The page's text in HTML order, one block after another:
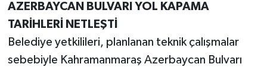
AZERBAYCAN BULVARI YOL KAPAMA
TARİHLERİ NETLEŞTİ
Belediye yetkilileri, planlanan teknik çalışmalar
sebebiyle Kahramanmaraş Azerbaycan Bulvarı